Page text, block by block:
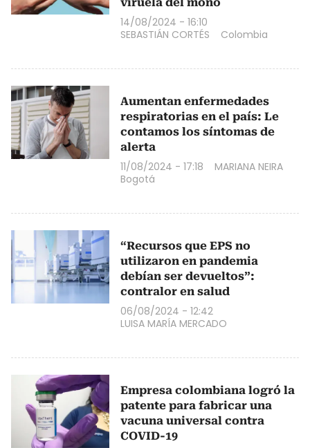
14/08/2024 - 16:10
SEBASTIÁN CORTÉS
Colombia
Aumentan enfermedades
respiratorias en el país: Le
contamos los síntomas de
alerta
11/08/2024 - 17:18
MARIANA NEIRA
Bogotá
“Recursos que EPS no
utilizaron en pandemia
debían ser devueltos”:
contralor en salud
06/08/2024 - 12:42
LUISA MARÍA MERCADO
Empresa colombiana logró la
patente para fabricar una
vacuna universal contra
COVID-19